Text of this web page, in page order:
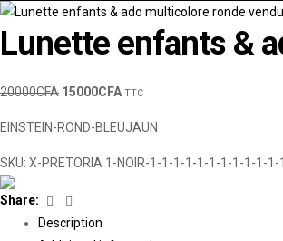
Lunette enfants &
20000CFA 15000CFA TTC
EINSTEIN-ROND-BLEUJAUN
SKU: X-PRETORIA 1-NOIR-1-1-1-1-1-1-1-1-1-1-1-
Share: Facebook
Description